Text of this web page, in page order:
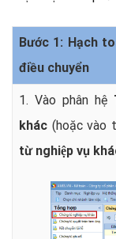
Bước 1: Hạch
điều chuyển
1. Vào phân hệ
khác (hoặc vào
từ nghiệp vụ